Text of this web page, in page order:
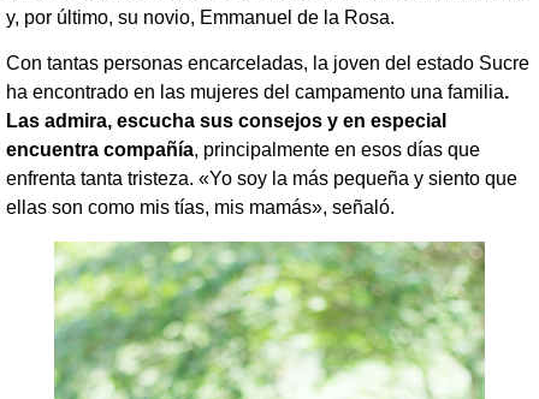
y, por último, su novio, Emmanuel de la Rosa.
Con tantas personas encarceladas, la joven del estado Sucre
ha encontrado en las mujeres del campamento una familia.
Las admira, escucha sus consejos y en especial
encuentra compañía, principalmente en esos días que
enfrenta tanta tristeza. «Yo soy la más pequeña y siento que
ellas son como mis tías, mis mamás», señaló.